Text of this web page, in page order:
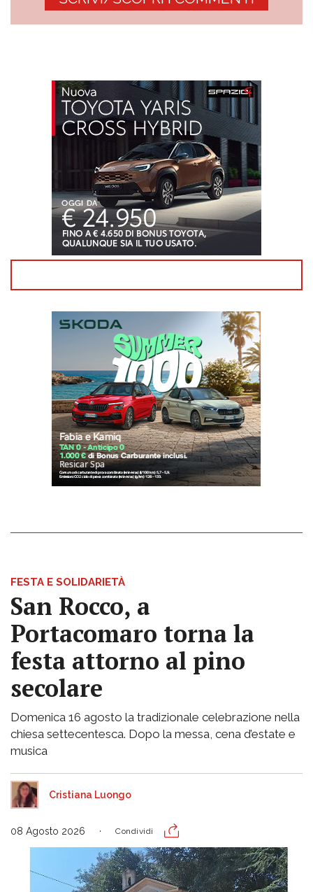
FESTA E SOLIDARIETÀ
San Rocco, a
Portacomaro torna la
festa attorno al pino
secolare
Domenica 16 agosto la tradizionale celebrazione nella
chiesa settecentesca. Dopo la messa, cena d’estate e
musica
Cristiana Luongo
08 Agosto 2026 Condividi